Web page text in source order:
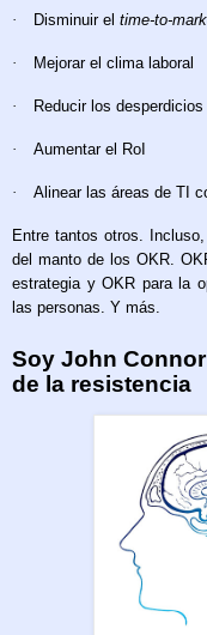
· Disminuir el time-to-
· Mejorar el clima laboral
· Reducir los
· Aumentar el RoI
· Alinear las áreas de TI
Entre tantos otros.
del manto de los OKR.
estrategia y OKR para la
las personas. Y más.
Soy John
de la resistencia